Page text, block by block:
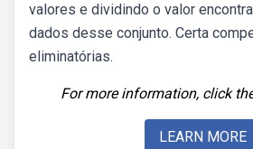
valores e dividindo o valor
dados desse conjunto. Certa
eliminatórias.
For more information, click
LEARN MORE